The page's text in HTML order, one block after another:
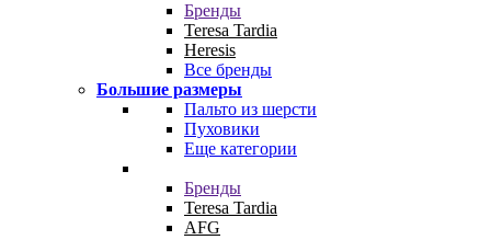
Бренды
Teresa Tardia
Heresis
Все бренды
Большие размеры
Пальто из шерсти
Пуховики
Еще категории
Бренды
Teresa Tardia
AFG